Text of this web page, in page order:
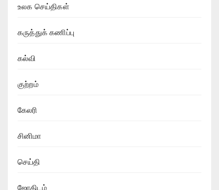
உலக செய்திகள்
கருத்துக் கணிப்பு
கல்வி
குற்றம்
கேலரி
சினிமா
செய்தி
ஜோதிடம்